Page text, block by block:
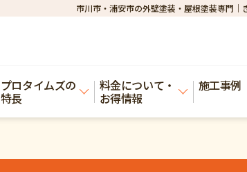
市川市・浦安市の外壁塗装・屋根塗装専門｜
プロタイムズの
特長
料金について・
お得情報
施工事例